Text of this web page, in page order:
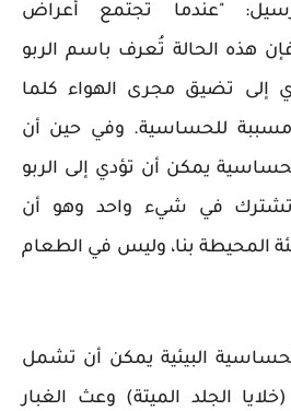
"عندما تجتمع أعراض
هذه الحالة تُعرف باسم الربو
إلى تضيق مجرى الهواء كلما
للحساسية. وفي حين أن
يمكن أن تؤدي إلى الربو
تشترك في شيء واحد وهو أن
المحيطة بنا، وليس في الطعام
البيئية يمكن أن تشمل
(خلايا الجلد الميتة) وعث الغبار